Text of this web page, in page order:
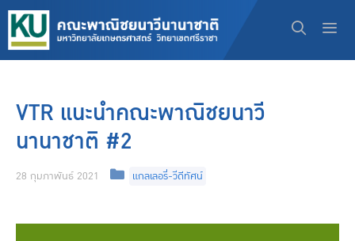
Skip
content
VTR แนะนำคณะพาณิชยนาวี
นานาชาติ #2
28 กุมภาพันธ์ 2021 Categories
แกลเลอรี่-วีดีทัศน์